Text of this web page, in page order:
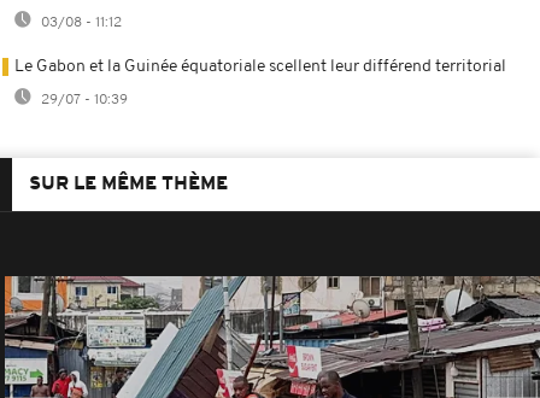
03/08 - 11:12
Le Gabon et la Guinée équatoriale scellent leur différend territorial
29/07 - 10:39
SUR LE MÊME THÈME